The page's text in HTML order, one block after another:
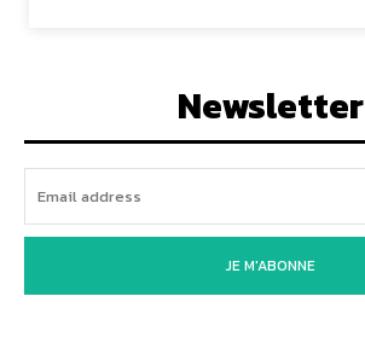
Newsletter
JE M'ABONNE